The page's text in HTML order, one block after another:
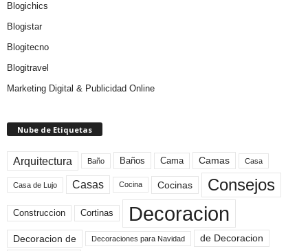
Blogichics
Blogistar
Blogitecno
Blogitravel
Marketing Digital & Publicidad Online
Nube de Etiquetas
Arquitectura Baño Baños Cama Camas Casa
Casa de Lujo Casas Cocina Cocinas Consejos
Construccion Cortinas Decoracion
Decoracion de Decoraciones para Navidad de Decoracion